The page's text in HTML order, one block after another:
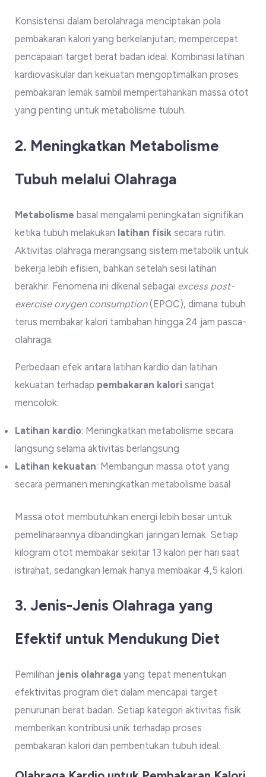
Konsistensi dalam berolahraga menciptakan pola
pembakaran kalori yang berkelanjutan, mempercepat
pencapaian target berat badan ideal. Kombinasi latihan
kardiovaskular dan kekuatan mengoptimalkan proses
pembakaran lemak sambil mempertahankan massa otot
yang penting untuk metabolisme tubuh.
2. Meningkatkan Metabolisme
Tubuh melalui Olahraga
Metabolisme basal mengalami peningkatan signifikan
ketika tubuh melakukan latihan fisik secara rutin.
Aktivitas olahraga merangsang sistem metabolik untuk
bekerja lebih efisien, bahkan setelah sesi latihan
berakhir. Fenomena ini dikenal sebagai excess post-
exercise oxygen consumption(EPOC), dimana tubuh
terus membakar kalori tambahan hingga 24 jam pasca-
olahraga.
Perbedaan efek antara latihan kardio dan latihan
kekuatan terhadap pembakaran kalori sangat
mencolok:
Latihan kardio: Meningkatkan metabolisme secara
langsung selama aktivitas berlangsung
Latihan kekuatan: Membangun massa otot yang
secara permanen meningkatkan metabolisme basal
Massa otot membutuhkan energi lebih besar untuk
pemeliharaannya dibandingkan jaringan lemak. Setiap
kilogram otot membakar sekitar 13 kalori per hari saat
istirahat, sedangkan lemak hanya membakar 4,5 kalori.
3. Jenis-Jenis Olahraga yang
Efektif untuk Mendukung Diet
Pemilihan jenis olahraga yang tepat menentukan
efektivitas program diet dalam mencapai target
penurunan berat badan. Setiap kategori aktivitas fisik
memberikan kontribusi unik terhadap proses
pembakaran kalori dan pembentukan tubuh ideal.